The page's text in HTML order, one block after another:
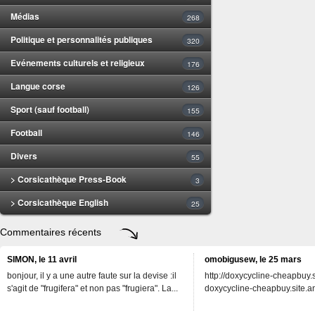
Médias 268
Politique et personnalités publiques 320
Evénements culturels et religieux 176
Langue corse 126
Sport (sauf football) 155
Football 146
Divers 55
> Corsicathèque Press-Book 3
> Corsicathèque English 25
Commentaires récents
SIMON, le 11 avril
bonjour, il y a une autre faute sur la devise :il
s'agit de "frugifera" et non pas "frugiera". La...
omobigusew, le 25 mars
http://doxycycline-
doxycycline-